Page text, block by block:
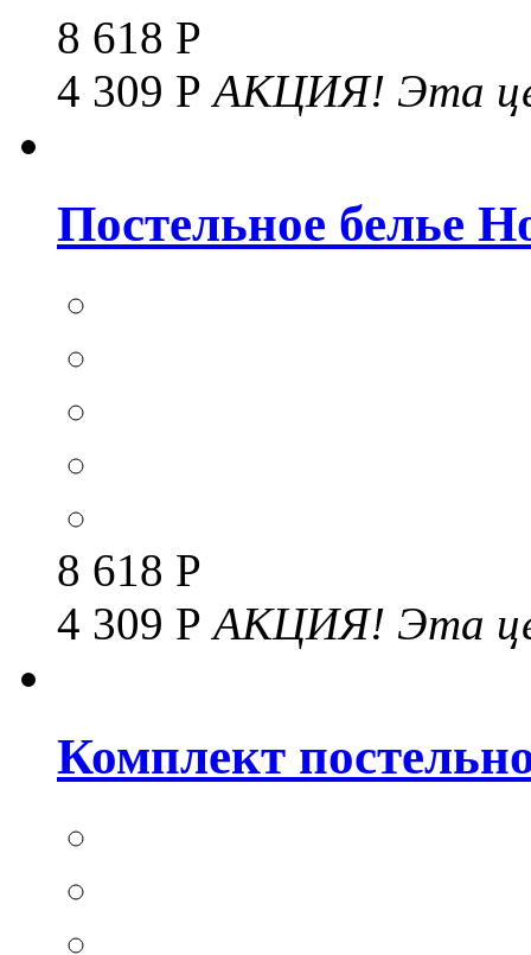
8 618 Р
4 309 РАКЦИЯ! Эта
Постельное белье
8 618 Р
4 309 РАКЦИЯ! Эта
Комплект